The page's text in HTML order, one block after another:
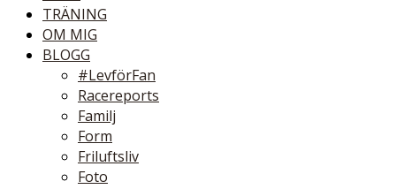
TRÄNING
OM MIG
BLOGG
#LevförFan
Racereports
Familj
Form
Friluftsliv
Foto